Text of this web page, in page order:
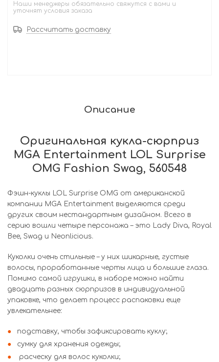
Наши менеджеры обязательно свяжутся с вами и
уточнят условия заказа
Рассчитать доставку
Описание
Оригинальная кукла-сюрприз
MGA Entertainment LOL Surprise
OMG Fashion Swag, 560548
Фэшн-куклы LOL Surprise OMG от американской
компании MGA Entertainment выделяются среди
других своим нестандартным дизайном. Всего в
серию вошли четыре персонажа – это Lady Diva, Royal
Bee, Swag и Neonlicious.
Куколки очень стильные – у них шикарные, густые
волосы, проработанные черты лица и большие глаза.
Помимо самой игрушки, в наборе можно найти
двадцать разных сюрпризов в индивидуальной
упаковке, что делает процесс распаковки еще
увлекательнее:
подставку, чтобы зафиксировать куклу;
сумку для хранения одежды;
расческу для волос куколки;